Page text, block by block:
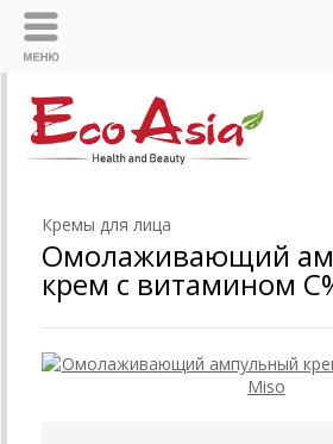
Кремы для лица
Омолаживающий
крем с витамином